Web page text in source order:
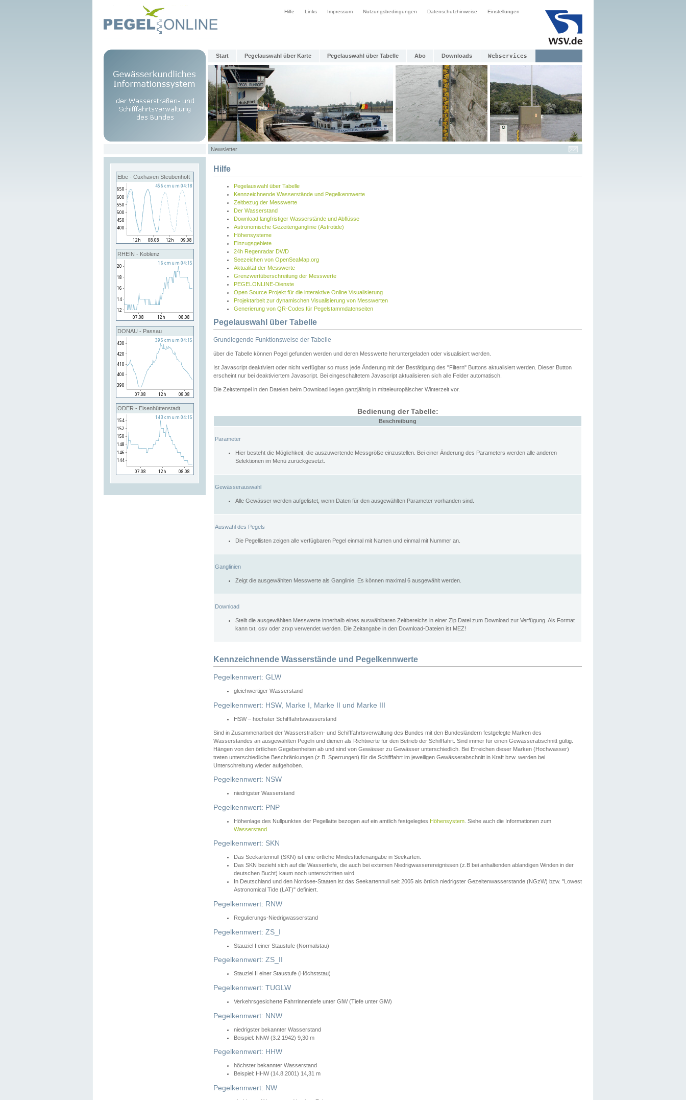
Hilfe Links Impressum Nutzungsbedingungen Datenschutzhinweise Einstellungen
Start Pegelauswahl über Karte Pegelauswahl über Tabelle Abo Downloads Webservices
Newsletter
Elbe - Cuxhaven Steubenhöft
RHEIN - Koblenz
DONAU - Passau
ODER - Eisenhüttenstadt
Hilfe
Pegelauswahl über Tabelle
Kennzeichnende Wasserstände und Pegelkennwerte
Zeitbezug der Messwerte
Der Wasserstand
Download langfristiger Wasserstände und Abflüsse
Astronomische Gezeitenganglinie (Astrotide)
Höhensysteme
Einzugsgebiete
24h Regenradar DWD
Seezeichen von OpenSeaMap.org
Aktualität der Messwerte
Grenzwertüberschreitung der Messwerte
PEGELONLINE-Dienste
Open Source Projekt für die interaktive Online Visualisierung
Projektarbeit zur dynamischen Visualisierung von Messwerten
Generierung von QR-Codes für Pegelstammdatenseiten
Pegelauswahl über Tabelle
Grundlegende Funktionsweise der Tabelle
über die Tabelle können Pegel gefunden werden und deren Messwerte heruntergeladen oder visualisiert werden.
Ist Javascript deaktiviert oder nicht verfügbar so muss jede Änderung mit der Bestätigung des "Filtern" Buttons aktualisiert werden. Dieser Button
erscheint nur bei deaktiviertem Javascript. Bei eingeschaltetem Javascript aktualisieren sich alle Felder automatisch.
Die Zeitstempel in den Dateien beim Download liegen ganzjährig in mitteleuropäischer Winterzeit vor.
Bedienung der Tabelle:
Beschreibung
Parameter
Hier besteht die Möglichkeit, die auszuwertende Messgröße einzustellen. Bei einer Änderung des Parameters werden alle anderen
Selektionen im Menü zurückgesetzt.
Gewässerauswahl
Alle Gewässer werden aufgelistet, wenn Daten für den ausgewählten Parameter vorhanden sind.
Auswahl des Pegels
Die Pegellisten zeigen alle verfügbaren Pegel einmal mit Namen und einmal mit Nummer an.
Ganglinien
Zeigt die ausgewählten Messwerte als Ganglinie. Es können maximal 6 ausgewählt werden.
Download
Stellt die ausgewählten Messwerte innerhalb eines auswählbaren Zeitbereichs in einer Zip Datei zum Download zur Verfügung. Als Format
kann txt, csv oder zrxp verwendet werden. Die Zeitangabe in den Download-Dateien ist MEZ!
Kennzeichnende Wasserstände und Pegelkennwerte
Pegelkennwert: GLW
gleichwertiger Wasserstand
Pegelkennwert: HSW, Marke I, Marke II und Marke III
HSW – höchster Schifffahrtswasserstand
Sind in Zusammenarbeit der Wasserstraßen- und Schifffahrtsverwaltung des Bundes mit den Bundesländern festgelegte Marken des
Wasserstandes an ausgewählten Pegeln und dienen als Richtwerte für den Betrieb der Schifffahrt. Sind immer für einen Gewässerabschnitt gültig.
Hängen von den örtlichen Gegebenheiten ab und sind von Gewässer zu Gewässer unterschiedlich. Bei Erreichen dieser Marken (Hochwasser)
treten unterschiedliche Beschränkungen (z.B. Sperrungen) für die Schifffahrt im jeweiligen Gewässerabschnitt in Kraft bzw. werden bei
Unterschreitung wieder aufgehoben.
Pegelkennwert: NSW
niedrigster Wasserstand
Pegelkennwert: PNP
Höhenlage des Nullpunktes der Pegellatte bezogen auf ein amtlich festgelegtes Höhensystem . Siehe auch die Informationen zum
Wasserstand
Pegelkennwert: SKN
Das Seekartennull (SKN) ist eine örtliche Mindesttiefenangabe in Seekarten.
Das SKN bezieht sich auf die Wassertiefe, die auch bei extemen Niedrigwasserereignissen (z.B bei anhaltenden ablandigen Winden in der
deutschen Bucht) kaum noch unterschritten wird.
In Deutschland und den Nordsee-Staaten ist das Seekartennull seit 2005 als örtlich niedrigster Gezeitenwasserstande (NGzW) bzw. "Lowest
Astronomical Tide (LAT)" definiert.
Pegelkennwert: RNW
Regulierungs-Niedrigwasserstand
Pegelkennwert: ZS_I
Stauziel I einer Staustufe (Normalstau)
Pegelkennwert: ZS_II
Stauziel II einer Staustufe (Höchststau)
Pegelkennwert: TUGLW
Verkehrsgesicherte Fahrrinnentiefe unter GlW (Tiefe unter GlW)
Pegelkennwert: NNW
niedrigster bekannter Wasserstand
Beispiel: NNW (3.2.1942) 9,30 m
Pegelkennwert: HHW
höchster bekannter Wasserstand
Beispiel: HHW (14.8.2001) 14,31 m
Pegelkennwert: NW